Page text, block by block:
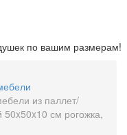
по вашим размерам!
из паллет/
см рогожка,